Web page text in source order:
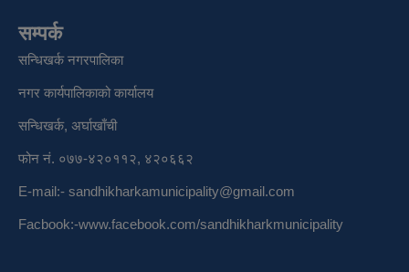
सम्पर्क
सन्धिखर्क नगरपालिका
नगर कार्यपालिकाको कार्यालय
सन्धिखर्क, अर्घाखाँची
फोन नं. ०७७-४२०११२, ४२०६६२
E-mail:- sandhikharkamunicipality@gmail.com
Facbook:-www.facebook.com/sandhikharkmunicipality